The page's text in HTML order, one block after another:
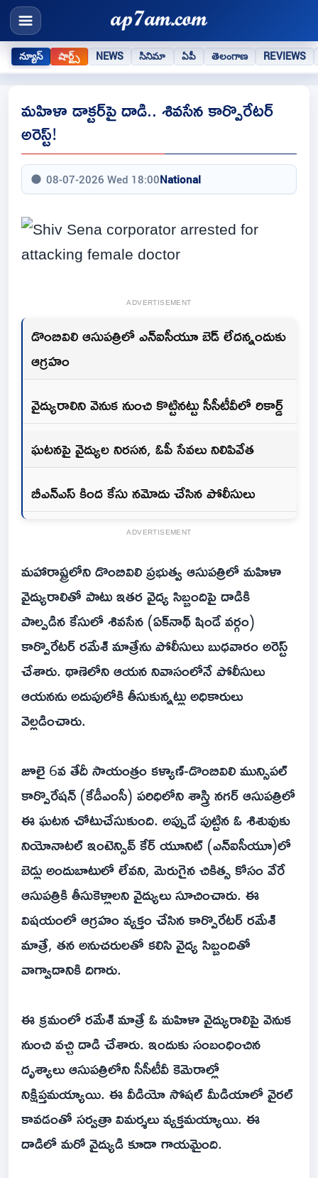
న్యూస్ షార్ట్స్ NEWS సినిమా ఏపీ తెలంగాణ REVIEWS
మహిళా డాక్టర్‌పై దాడి.. శివసేన కార్పొరేటర్
అరెస్ట్!
08-07-2026 Wed 18:00National
ADVERTISEMENT
డొంబివిలి ఆసుపత్రిలో ఎన్ఐసీయూ బెడ్ లేదన్నందుకు
ఆగ్రహం
వైద్యురాలిని వెనుక నుంచి కొట్టినట్టు సీసీటీవీలో రికార్డ్
ఘటనపై వైద్యుల నిరసన, ఓపీ సేవలు నిలిపివేత
బీఎన్ఎస్ కింద కేసు నమోదు చేసిన పోలీసులు
ADVERTISEMENT
మహారాష్ట్రలోని డొంబివిలి ప్రభుత్వ ఆసుపత్రిలో మహిళా
వైద్యురాలితో పాటు ఇతర వైద్య సిబ్బందిపై దాడికి
పాల్పడిన కేసులో శివసేన (ఏక్‌నాథ్ షిండే వర్గం)
కార్పొరేటర్ రమేశ్ మాత్రేను పోలీసులు బుధవారం అరెస్ట్
చేశారు. థాణెలోని ఆయన నివాసంలోనే పోలీసులు
ఆయనను అదుపులోకి తీసుకున్నట్లు అధికారులు
వెల్లడించారు.
జూలై 6వ తేదీ సాయంత్రం కళ్యాణ్-డొంబివిలి మున్సిపల్
కార్పొరేషన్ (కేడీఎంసీ) పరిధిలోని శాస్త్రి నగర్ ఆసుపత్రిలో
ఈ ఘటన చోటుచేసుకుంది. అప్పుడే పుట్టిన ఓ శిశువుకు
నియోనాటల్ ఇంటెన్సివ్ కేర్ యూనిట్ (ఎన్ఐసీయూ)లో
బెడ్లు అందుబాటులో లేవని, మెరుగైన చికిత్స కోసం వేరే
ఆసుపత్రికి తీసుకెళ్లాలని వైద్యులు సూచించారు. ఈ
విషయంలో ఆగ్రహం వ్యక్తం చేసిన కార్పొరేటర్ రమేశ్
మాత్రే, తన అనుచరులతో కలిసి వైద్య సిబ్బందితో
వాగ్వాదానికి దిగారు.
ఈ క్రమంలో రమేశ్ మాత్రే ఓ మహిళా వైద్యురాలిపై వెనుక
నుంచి వచ్చి దాడి చేశారు. ఇందుకు సంబంధించిన
దృశ్యాలు ఆసుపత్రిలోని సీసీటీవీ కెమెరాల్లో
నిక్షిప్తమయ్యాయి. ఈ వీడియో సోషల్ మీడియాలో వైరల్
కావడంతో సర్వత్రా విమర్శలు వ్యక్తమయ్యాయి. ఈ
దాడిలో మరో వైద్యుడి కూడా గాయమైంది.